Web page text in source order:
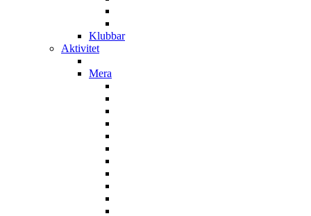
Klubbar
Aktivitet
Mera